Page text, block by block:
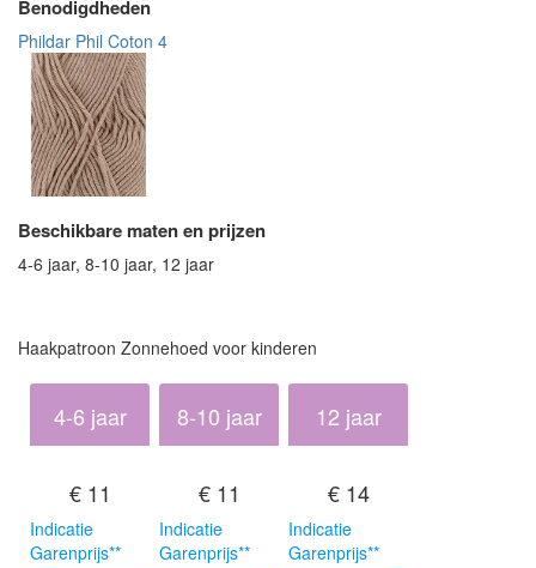
Benodigdheden
Phildar Phil Coton 4
Beschikbare maten en prijzen
4-6 jaar, 8-10 jaar, 12 jaar
Haakpatroon Zonnehoed voor kinderen
4-6 jaar
€ 11
Indicatie
Garenprijs**
8-10 jaar
€ 11
Indicatie
Garenprijs**
12 jaar
€ 14
Indicatie
Garenprijs**